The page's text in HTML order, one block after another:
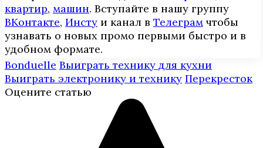
квартир, машин. Вступайте в нашу группу
ВКонтакте, Инcтy и канал в Телеграм чтобы
узнавать о новых промо первыми быстро и в
удобном формате.
Bonduelle Выиграть технику для кухни
Выиграть электронику и технику Перекресток
Оцените статью